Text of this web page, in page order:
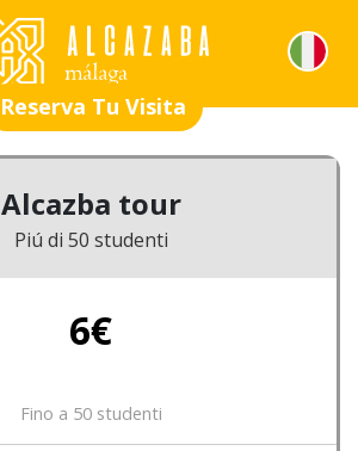
Reserva Tu Visita
Alcazba tour
Piú di 50 studenti
6€
Fino a 50 studenti